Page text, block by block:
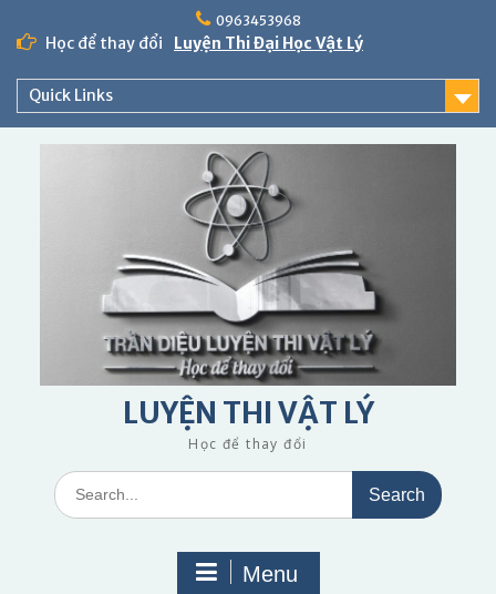
content
0963453968
Học để thay đổi Luyện Thi Đại Học Vật Lý
Quick Links
LUYỆN THI VẬT LÝ
Học để thay đổi
Search
for:
Menu